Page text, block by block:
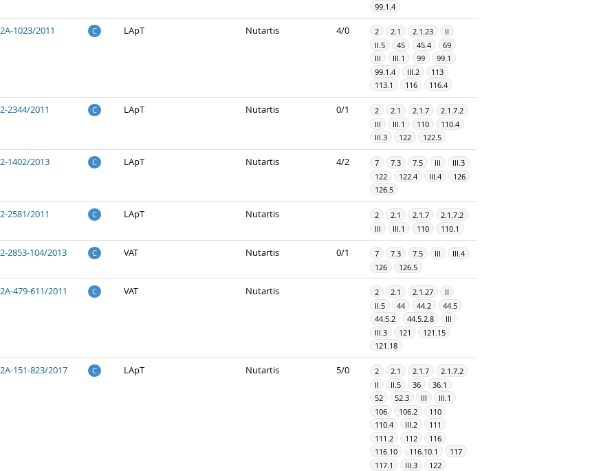
99.1.4
2A-1023/2011 C LApT Nutartis 4/0 2 2.1 2.1.23
II
II.5
45 45.4
69
III
III.1 99
99.1
99.1.4
III.2
113
113.1
116 116.4
2-2344/2011 C LApT Nutartis 0/1 2 2.1 2.1.7
2.1.7.2
III
III.1 110
110.4
III.3
122 122.5
2-1402/2013 C LApT Nutartis 4/2 7 7.3 7.5 III
III.3
122
122.4 III.4
126
126.5
2-2581/2011 C LApT Nutartis 2 2.1 2.1.7
2.1.7.2
III
III.1 110 110.1
2-2853-104/2013 C VAT Nutartis 0/1 7 7.3 7.5 III
III.4
126
126.5
2A-479-611/2011 C VAT Nutartis 2 2.1 2.1.27
II
II.5
44 44.2
44.5
44.5.2
44.5.2.8
III
III.3
121
121.15
121.18
2A-151-823/2017 C LApT Nutartis 5/0 2 2.1 2.1.7
2.1.7.2
II
II.5 36
36.1
52
52.3 III
III.1
106
106.2
110
110.4
III.2
111
111.2
112
116
116.10
116.10.1
117
117.1
III.3
122